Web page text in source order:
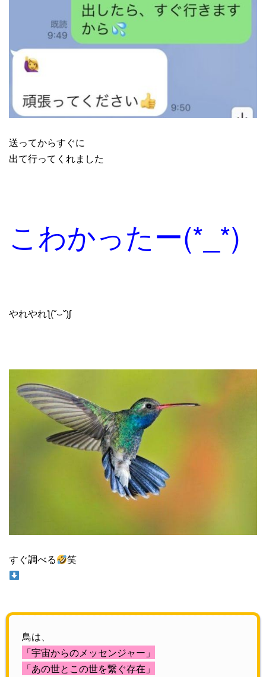
送ってからすぐに
出て行ってくれました
こわかったー(*_*)
やれやれƪ(˘⌣˘)ʃ
すぐ調べる 笑
鳥は、
「宇宙からのメッセンジャー」
「あの世とこの世を繋ぐ存在」